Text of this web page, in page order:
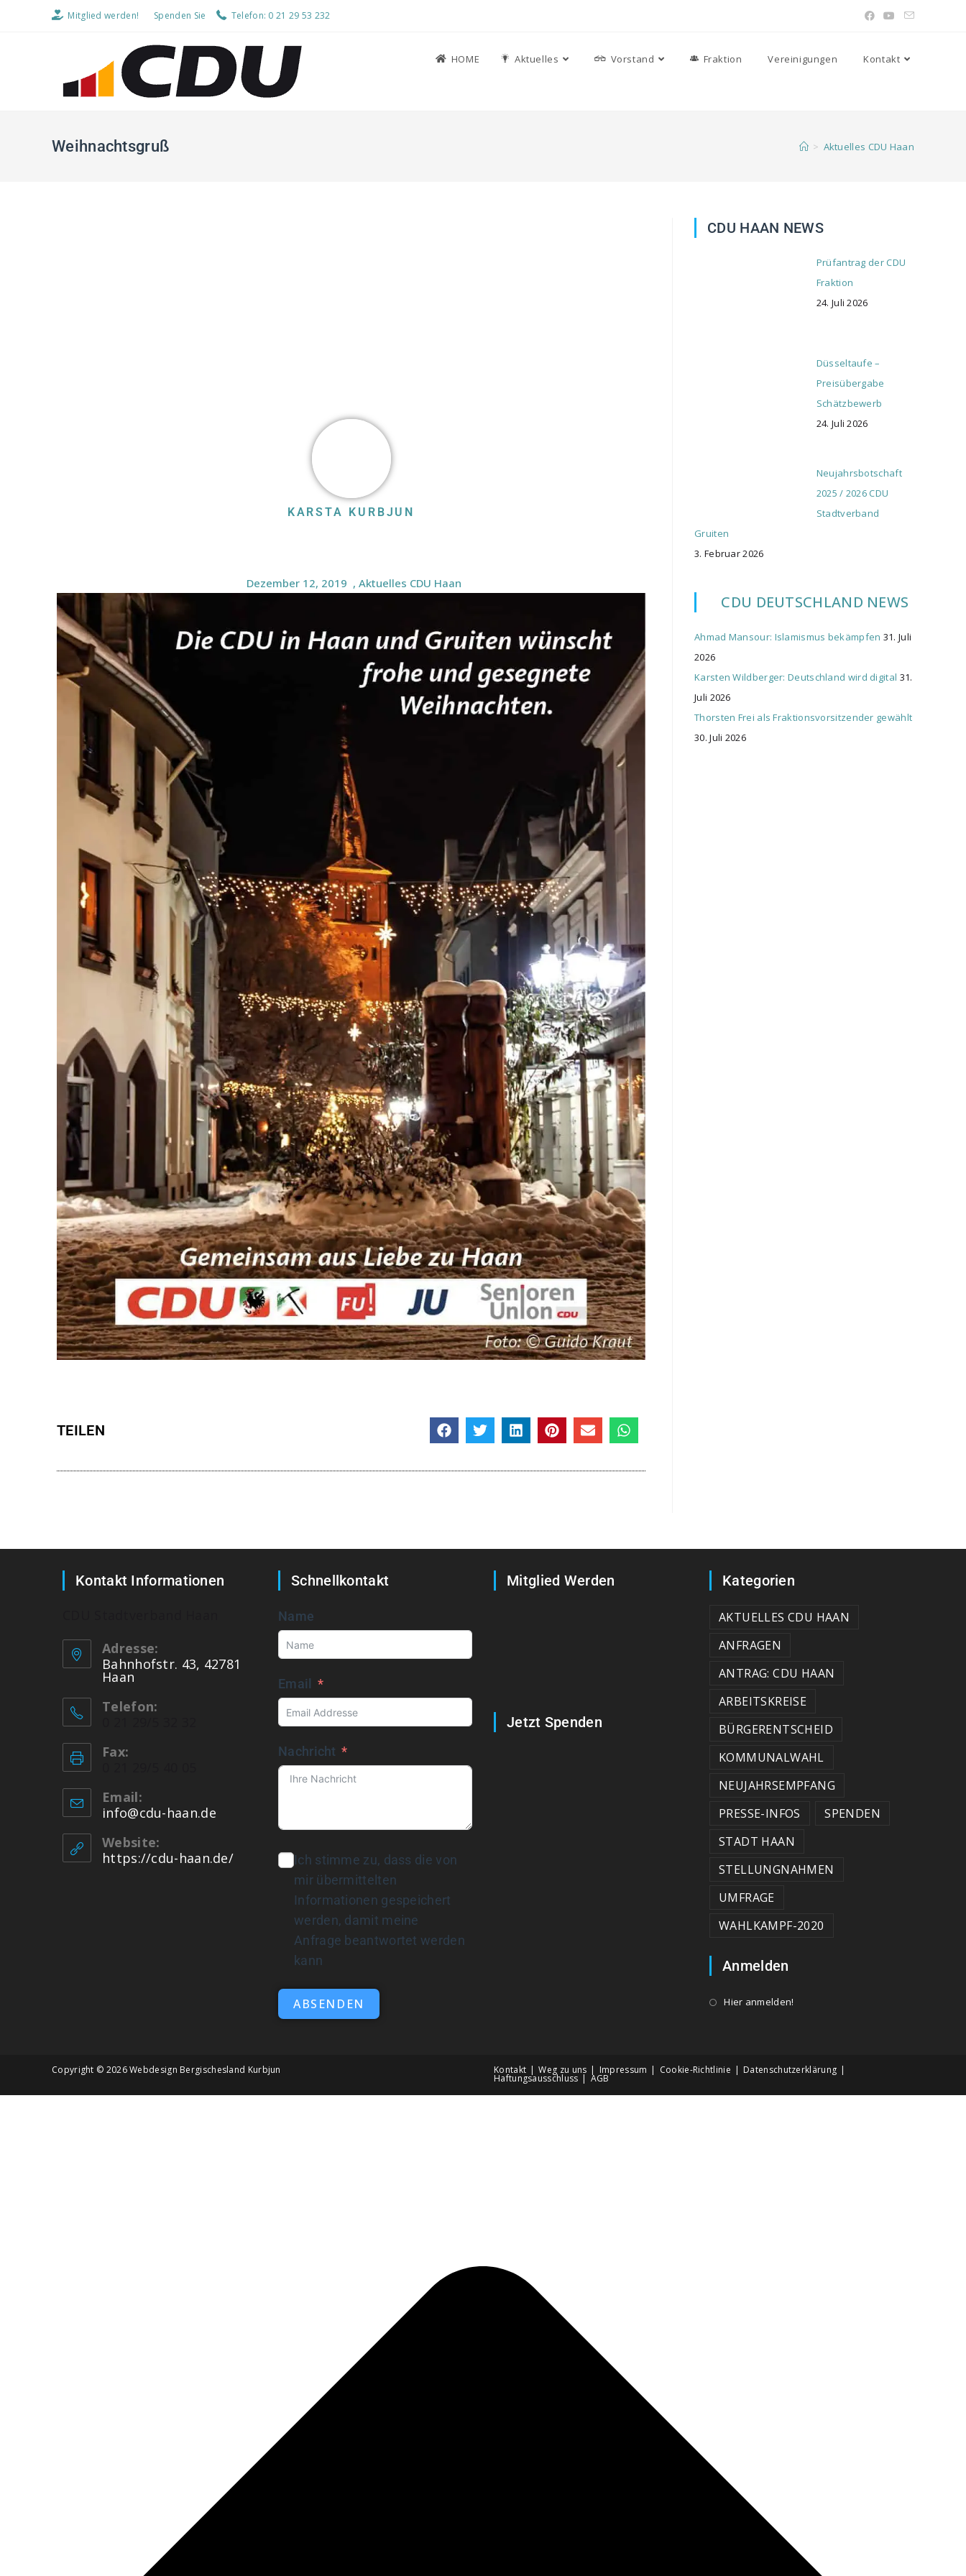
Mitglied werden! Spenden Sie Telefon: 0 21 29 53 232
HOME Aktuelles Vorstand Fraktion Vereinigungen Kontakt
Weihnachtsgruß > Aktuelles CDU Haan
KARSTA KURBJUN
Dezember 12, 2019 , Aktuelles CDU Haan
TEILEN
CDU HAAN NEWS
Prüfantrag der CDU
Fraktion
24. Juli 2026
Düsseltaufe –
Preisübergabe
Schätzbewerb
24. Juli 2026
Neujahrsbotschaft
2025 / 2026 CDU
Stadtverband
Gruiten
3. Februar 2026
CDU DEUTSCHLAND NEWS
Ahmad Mansour: Islamismus bekämpfen 31. Juli
2026
Karsten Wildberger: Deutschland wird digital 31.
Juli 2026
Thorsten Frei als Fraktionsvorsitzender gewählt
30. Juli 2026
Kontakt Informationen
Adresse:
Bahnhofstr. 43, 42781
Haan
Telefon:
Fax:
Email:
info@cdu-haan.de
Website:
https://cdu-haan.de/
Schnellkontakt
Name
Email
Nachricht
Ich stimme zu, dass die von
mir übermittelten
Informationen gespeichert
werden, damit meine
Anfrage beantwortet werden
kann
ABSENDEN
Mitglied Werden
Jetzt Spenden
Kategorien
AKTUELLES CDU HAAN
ANFRAGEN
ANTRAG: CDU HAAN
ARBEITSKREISE
BÜRGERENTSCHEID
KOMMUNALWAHL
NEUJAHRSEMPFANG
PRESSE-INFOS
SPENDEN
STADT HAAN
STELLUNGNAHMEN
UMFRAGE
WAHLKAMPF-2020
Anmelden
Hier anmelden!
Kontakt Weg zu uns Impressum Cookie-Richtlinie Datenschutzerklärung
Haftungsausschluss AGB
Copyright © 2026Webdesign Bergischesland Kurbjun